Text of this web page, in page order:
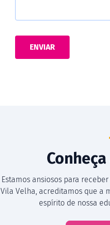
Estamos ansiosos para
Vila Velha, acreditamos que a
espírito de nossa